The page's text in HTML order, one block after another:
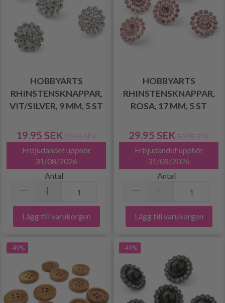
HOBBYARTS
RHINSTENSKNAPPAR,
VIT/SILVER, 9 MM, 5 ST
19.95 SEK 39.95 SEK
Erbjudandet upphör
31/08/2026
Antal
Lägg till varukorgen
HOBBYARTS
RHINSTENSKNAPPAR,
ROSA, 17 MM, 5 ST
29.95 SEK 59.95 SEK
Erbjudandet upphör
31/08/2026
Antal
Lägg till varukorgen
-49% -49%